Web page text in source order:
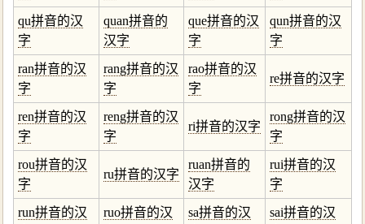
qu拼音的汉
字
quan拼音的
汉字
que拼音的汉
字
qun拼音的汉
字
ran拼音的汉
字
rang拼音的汉
字
rao拼音的汉
字
re拼音的汉字
ren拼音的汉
字
reng拼音的汉
字
ri拼音的汉字
rong拼音的汉
字
rou拼音的汉
字
ru拼音的汉字
ruan拼音的
汉字
rui拼音的汉
字
run拼音的汉
ruo拼音的汉
sa拼音的汉
sai拼音的汉